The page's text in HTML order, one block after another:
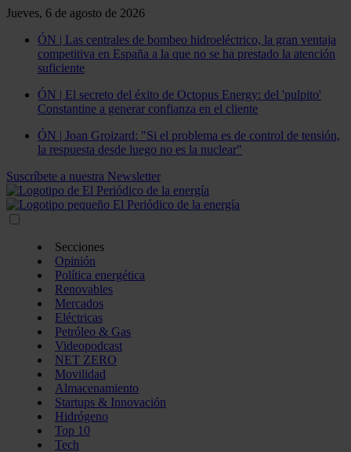
Jueves, 6 de agosto de 2026
ÓN | Las centrales de bombeo hidroeléctrico, la gran ventaja
competitiva en España a la que no se ha prestado la atención
suficiente
ÓN | El secreto del éxito de Octopus Energy: del 'pulpito'
Constantine a generar confianza en el cliente
ÓN | Joan Groizard: "Si el problema es de control de tensión,
la respuesta desde luego no es la nuclear"
Suscríbete a nuestra Newsletter
Secciones
Opinión
Política energética
Renovables
Mercados
Eléctricas
Petróleo & Gas
Videopodcast
NET ZERO
Movilidad
Almacenamiento
Startups & Innovación
Hidrógeno
Top 10
Tech